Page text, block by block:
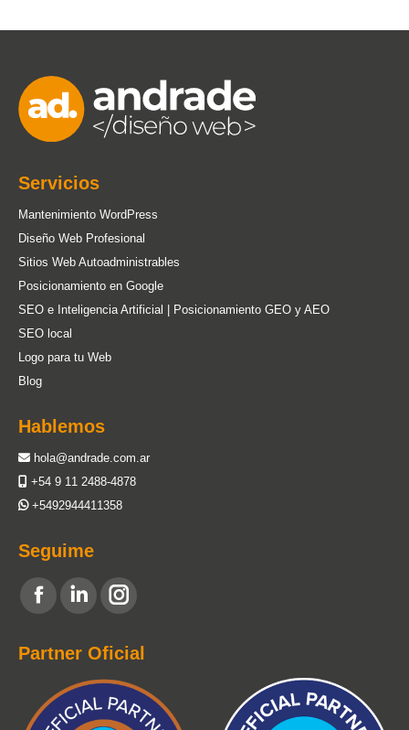
Servicios
Mantenimiento WordPress
Diseño Web Profesional
Sitios Web Autoadministrables
Posicionamiento en Google
SEO e Inteligencia Artificial | Posicionamiento GEO y AEO
SEO local
Logo para tu Web
Blog
Hablemos
hola@andrade.com.ar
+54 9 11 2488-4878
+5492944411358
Seguime
Encuéntranos en:
Facebook
opens
new
window
Linkedin
opens
new
window
Instagram
opens
in
new
window
Partner Oficial